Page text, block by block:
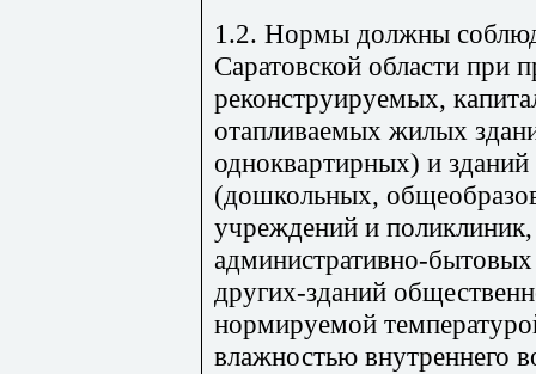
1.2. Нормы должны
Саратовской области при
реконструируемых,
отапливаемых жилых
одноквартирных) и
(дошкольных,
учреждений и
административно-
других-зданий
нормируемой
влажностью внутреннего